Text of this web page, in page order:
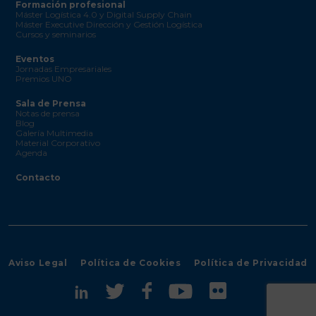
Formación profesional
Máster Logística 4.0 y Digital Supply Chain
Máster Executive Dirección y Gestión Logística
Cursos y seminarios
Eventos
Jornadas Empresariales
Premios UNO
Sala de Prensa
Notas de prensa
Blog
Galería Multimedia
Material Corporativo
Agenda
Contacto
Aviso Legal Política de Cookies Política de Privacidad